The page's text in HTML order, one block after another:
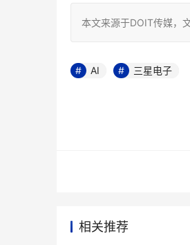
本文来源于DOIT传媒，
AI 三星电子
相关推荐